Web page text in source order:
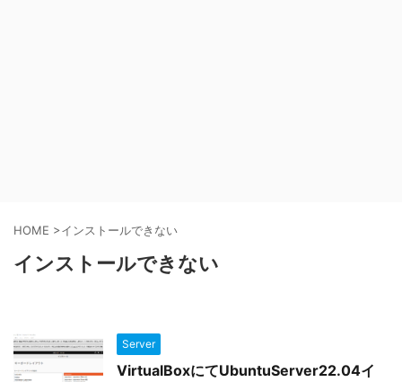
HOME >インストールできない
インストールできない
Server
VirtualBoxにてUbuntuServer22.04イ